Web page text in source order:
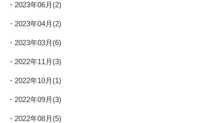
2023年06月(2)
2023年04月(2)
2023年03月(6)
2022年11月(3)
2022年10月(1)
2022年09月(3)
2022年08月(5)